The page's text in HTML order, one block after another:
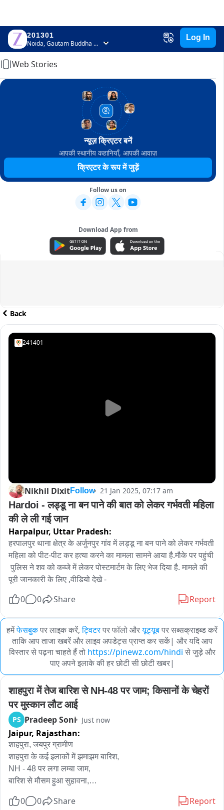
201301
Noida, Gautam Buddha Nagar, Uttar Pradesh
Log In
Home
Web Stories
न्यूज़ क्रिएटर बनें
आपकी स्थानीय कहानियाँ, आपकी आवाज़
क्रिएटर के रूप में जुड़ें
Follow us on
Download App from
ADVERTISEMENT
Back
241401
Nikhil DixitFollow 21 Jan 2025, 07:17 am
Hardoi - लड्डू ना बन पाने की बात को लेकर गर्भवती महिला
की ले ली गई जान
Harpalpur, Uttar Pradesh:
हरपालपुर थाना क्षेत्र के अर्जुनपुर गांव में लड्डू ना बन पाने को लेकर गर्भवती
महिला को पीट-पीट कर हत्या करने का मामला सामने आया है.मौके पर पहुंची
पुलिस ने शव को कब्जे में लेकर पोस्टमार्टम के लिए भेज दिया है. मामले की
पूरी जानकारी के लिए ,वीडियो देखे -
0
0 Share Report
हमेंफेसबुकपर लाइक करें, ट्विटरपर फॉलो औरयूट्यूबपर सब्सक्राइब्ड करें
ताकि आप ताजा खबरें और लाइव अपडेट्स प्राप्त कर सकें| और यदि आप
विस्तार से पढ़ना चाहते हैं तो https://pinewz.com/hindi से जुड़े और
पाए अपने इलाके की हर छोटी सी छोटी खबर|
शाहपुरा में तेज बारिश से NH-48 पर जाम; किसानों के चेहरों
पर मुस्कान लौट आई
PS Pradeep Soni Just now
Jaipur, Rajasthan:
शाहपुरा, जयपुर ग्रामीण
शाहपुरा के कई इलाकों में झमाझम बारिश,
NH - 48 पर लगा लम्बा जाम,
बारिश से मौसम हुआ सुहावना,
फसलों के लिए बारिश बनी संजीवनी
0 0 Share Report